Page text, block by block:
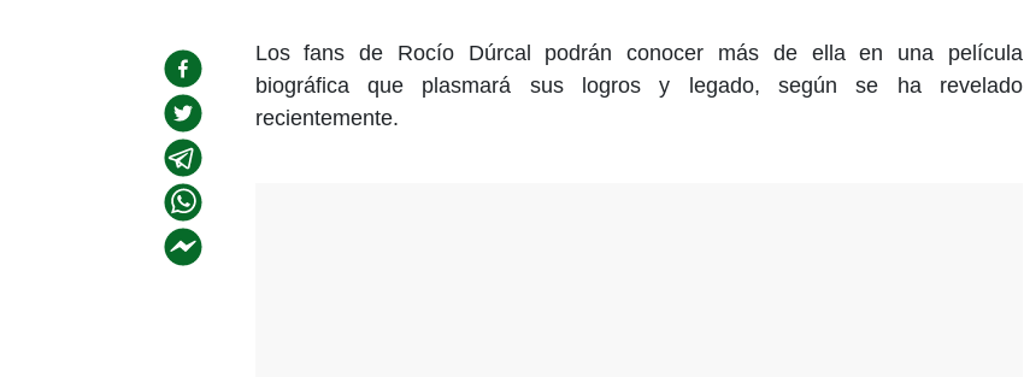
Los fans de Rocío Dúrcal podrán conocer más de ella en una película
biográfica que plasmará sus logros y legado, según se ha revelado
recientemente.